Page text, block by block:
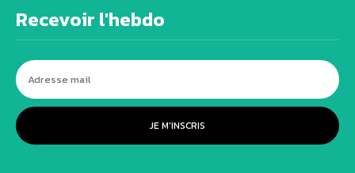
Recevoir l'hebdo
JE M'INSCRIS